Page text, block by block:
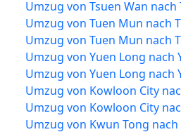
Umzug von Tsuen Wan nach
Umzug von Tuen Mun nach
Umzug von Tuen Mun nach
Umzug von Yuen Long nach
Umzug von Yuen Long nach
Umzug von Kowloon City
Umzug von Kowloon City
Umzug von Kwun Tong